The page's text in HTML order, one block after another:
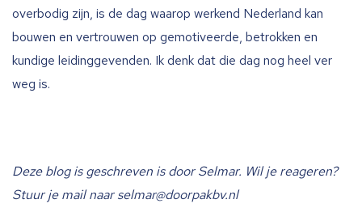
overbodig zijn, is de dag waarop werkend Nederland kan
bouwen en vertrouwen op gemotiveerde, betrokken en
kundige leidinggevenden. Ik denk dat die dag nog heel ver
weg is.
Deze blog is geschreven is door Selmar. Wil je reageren?
Stuur je mail naar selmar@doorpakbv.nl